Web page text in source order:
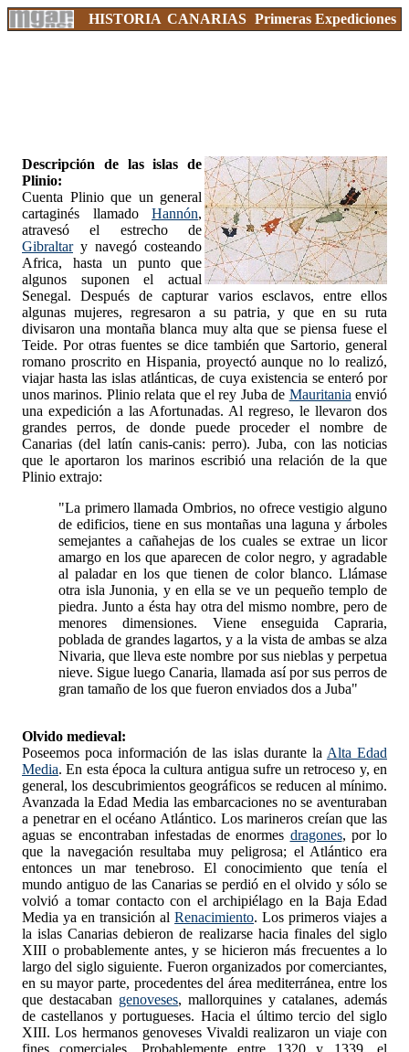
HISTORIA CANARIAS Primeras Expediciones
Descripción de las islas de
Plinio:
Cuenta Plinio que un general
cartaginés llamado Hannón,
atravesó el estrecho de
Gibraltary navegó costeando
Africa, hasta un punto que
algunos suponen el actual
Senegal. Después de capturar varios esclavos, entre ellos
algunas mujeres, regresaron a su patria, y que en su ruta
divisaron una montaña blanca muy alta que se piensa fuese el
Teide. Por otras fuentes se dice también que Sartorio, general
romano proscrito en Hispania, proyectó aunque no lo realizó,
viajar hasta las islas atlánticas, de cuya existencia se enteró por
unos marinos. Plinio relata que el rey Juba de Mauritania envió
una expedición a las Afortunadas. Al regreso, le llevaron dos
grandes perros, de donde puede proceder el nombre de
Canarias (del latín canis-canis: perro). Juba, con las noticias
que le aportaron los marinos escribió una relación de la que
Plinio extrajo:
"La primero llamada Ombrios, no ofrece vestigio alguno
de edificios, tiene en sus montañas una laguna y árboles
semejantes a cañahejas de los cuales se extrae un licor
amargo en los que aparecen de color negro, y agradable
al paladar en los que tienen de color blanco. Llámase
otra isla Junonia, y en ella se ve un pequeño templo de
piedra. Junto a ésta hay otra del mismo nombre, pero de
menores dimensiones. Viene enseguida Capraria,
poblada de grandes lagartos, y a la vista de ambas se alza
Nivaria, que lleva este nombre por sus nieblas y perpetua
nieve. Sigue luego Canaria, llamada así por sus perros de
gran tamaño de los que fueron enviados dos a Juba"
Olvido medieval:
Poseemos poca información de las islas durante la Alta Edad
Media. En esta época la cultura antigua sufre un retroceso y, en
general, los descubrimientos geográficos se reducen al mínimo.
Avanzada la Edad Media las embarcaciones no se aventuraban
a penetrar en el océano Atlántico. Los marineros creían que las
aguas se encontraban infestadas de enormes dragones, por lo
que la navegación resultaba muy peligrosa; el Atlántico era
entonces un mar tenebroso. El conocimiento que tenía el
mundo antiguo de las Canarias se perdió en el olvido y sólo se
volvió a tomar contacto con el archipiélago en la Baja Edad
Media ya en transición al Renacimiento. Los primeros viajes a
la islas Canarias debieron de realizarse hacia finales del siglo
XIII o probablemente antes, y se hicieron más frecuentes a lo
largo del siglo siguiente. Fueron organizados por comerciantes,
en su mayor parte, procedentes del área mediterránea, entre los
que destacaban genoveses, mallorquines y catalanes, además
de castellanos y portugueses. Hacia el último tercio del siglo
XIII. Los hermanos genoveses Vivaldi realizaron un viaje con
fines comerciales. Probablemente entre 1320 y 1339, el